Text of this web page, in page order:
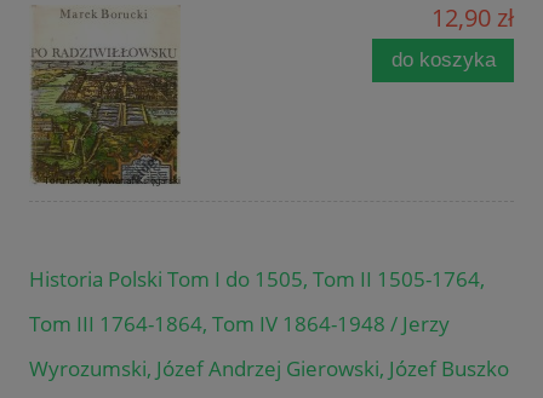
12,90 zł
do koszyka
Historia Polski Tom I do 1505, Tom II 1505-1764,
Tom III 1764-1864, Tom IV 1864-1948 / Jerzy
Wyrozumski, Józef Andrzej Gierowski, Józef Buszko